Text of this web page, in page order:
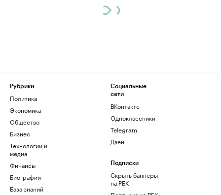
Рубрики
Политика
Экономика
Общество
Бизнес
Технологии и
медиа
Финансы
Биографии
База знаний
Социальные
сети
ВКонтакте
Одноклассники
Telegram
Дзен
Подписки
Скрыть баннеры
на РБК